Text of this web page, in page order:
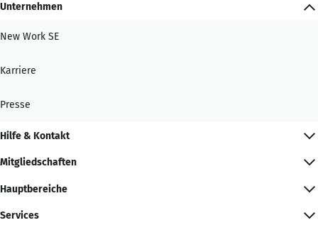
Unternehmen
New Work SE
Karriere
Presse
Hilfe & Kontakt
Mitgliedschaften
Hauptbereiche
Services